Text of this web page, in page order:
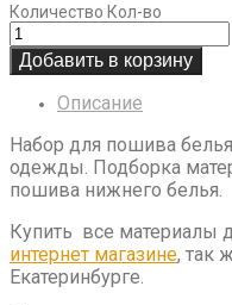
Количество Кол-во
Добавить в корзину
Описание
Набор для пошива
одежды. Подборка
пошива нижнего белья.
Купить все материалы
интернет магазине, так
Екатеринбурге.